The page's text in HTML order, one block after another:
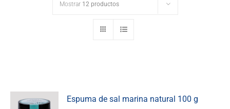
Mostrar 12 productos
Espuma de sal marina natural 100 g